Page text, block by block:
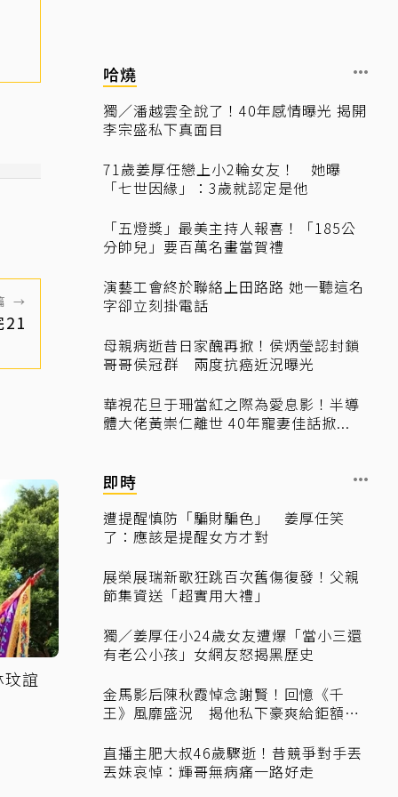
→
21
誼
哈燒
獨／潘越雲全說了！40年感情曝光 揭開
李宗盛私下真面目
71歲姜厚任戀上小2輪女友！ 她曝
「七世因緣」：3歲就認定是他
「五燈獎」最美主持人報喜！「185公
分帥兒」要百萬名畫當賀禮
演藝工會終於聯絡上田路路 她一聽這名
字卻立刻掛電話
母親病逝昔日家醜再掀！侯炳瑩認封鎖
哥哥侯冠群 兩度抗癌近況曝光
華視花旦于珊當紅之際為愛息影！半導
體大佬黃崇仁離世 40年寵妻佳話掀...
即時
遭提醒慎防「騙財騙色」 姜厚任笑
了：應該是提醒女方才對
展榮展瑞新歌狂跳百次舊傷復發！父親
節集資送「超實用大禮」
獨／姜厚任小24歲女友遭爆「當小三還
有老公小孩」女網友怒揭黑歷史
金馬影后陳秋霞悼念謝賢！回憶《千
王》風靡盛況 揭他私下豪爽給鉅額小
直播主肥大叔46歲驟逝！昔競爭對手丟
丟妹哀悼：輝哥無病痛一路好走